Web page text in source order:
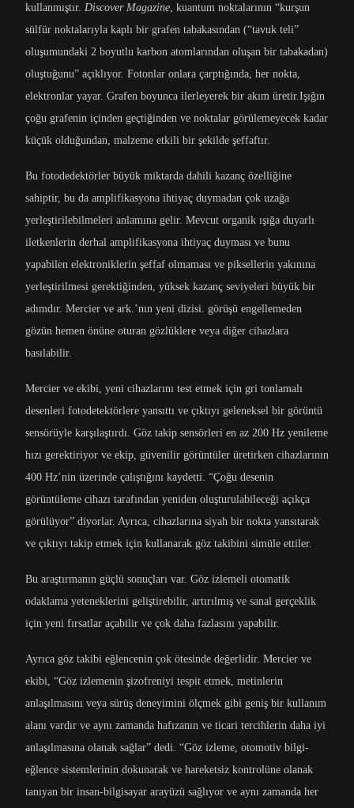
kullanmıştır. Discover Magazine , kuantum noktalarının “kurşun
sülfür noktalarıyla kaplı bir grafen tabakasından (“tavuk teli”
oluşumundaki 2 boyutlu karbon atomlarından oluşan bir tabakadan)
oluştuğunu” açıklıyor. Fotonlar onlara çarptığında, her nokta,
elektronlar yayar. Grafen boyunca ilerleyerek bir akım üretir.Işığın
çoğu grafenin içinden geçtiğinden ve noktalar görülemeyecek kadar
küçük olduğundan, malzeme etkili bir şekilde şeffaftır.
Bu fotodedektörler büyük miktarda dahili kazanç özelliğine
sahiptir, bu da amplifikasyona ihtiyaç duymadan çok uzağa
yerleştirilebilmeleri anlamına gelir. Mevcut organik ışığa duyarlı
iletkenlerin derhal amplifikasyona ihtiyaç duyması ve bunu
yapabilen elektroniklerin şeffaf olmaması ve piksellerin yakınına
yerleştirilmesi gerektiğinden, yüksek kazanç seviyeleri büyük bir
adımdır. Mercier ve ark.’nın yeni dizisi. görüşü engellemeden
gözün hemen önüne oturan gözlüklere veya diğer cihazlara
basılabilir.
Mercier ve ekibi, yeni cihazlarını test etmek için gri tonlamalı
desenleri fotodetektörlere yansıttı ve çıktıyı geleneksel bir görüntü
sensörüyle karşılaştırdı. Göz takip sensörleri en az 200 Hz yenileme
hızı gerektiriyor ve ekip, güvenilir görüntüler üretirken cihazlarının
400 Hz’nin üzerinde çalıştığını kaydetti. “Çoğu desenin
görüntüleme cihazı tarafından yeniden oluşturulabileceği açıkça
görülüyor” diyorlar. Ayrıca, cihazlarına siyah bir nokta yansıtarak
ve çıktıyı takip etmek için kullanarak göz takibini simüle ettiler.
Bu araştırmanın güçlü sonuçları var. Göz izlemeli otomatik
odaklama yeteneklerini geliştirebilir, artırılmış ve sanal gerçeklik
için yeni fırsatlar açabilir ve çok daha fazlasını yapabilir.
Ayrıca göz takibi eğlencenin çok ötesinde değerlidir. Mercier ve
ekibi, “Göz izlemenin şizofreniyi tespit etmek, metinlerin
anlaşılmasını veya sürüş deneyimini ölçmek gibi geniş bir kullanım
alanı vardır ve aynı zamanda hafızanın ve ticari tercihlerin daha iyi
anlaşılmasına olanak sağlar” dedi. “Göz izleme, otomotiv bilgi-
eğlence sistemlerinin dokunarak ve hareketsiz kontrolüne olanak
tanıyan bir insan-bilgisayar arayüzü sağlıyor ve aynı zamanda her